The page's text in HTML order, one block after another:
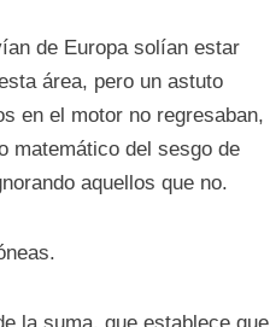
de Europa solían estar
área, pero un astuto
en el motor no regresaban,
matemático del sesgo de
aquellos que no.